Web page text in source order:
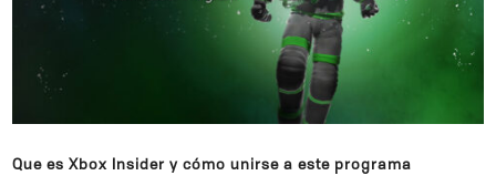
Que es Xbox Insider y cómo unirse a este programa